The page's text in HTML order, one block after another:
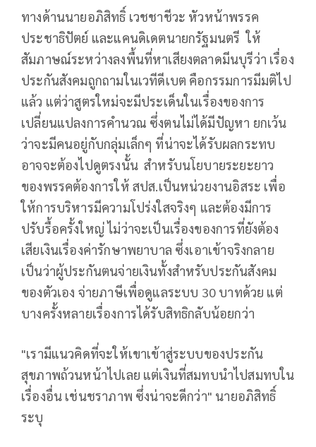
ทางด้านนายอภิสิทธิ์ เวชชาชีวะ หัวหน้าพรรค
ประชาธิปัตย์ และแคนดิเดตนายกรัฐมนตรี ให้
สัมภาษณ์ระหว่างลงพื้นที่หาเสียงตลาดมีนบุรีว่า เรื่อง
ประกันสังคมถูกถามในเวทีดีเบต คือกรรมการมีมติไป
แล้ว แต่ว่าสูตรใหม่จะมีประเด็นในเรื่องของการ
เปลี่ยนแปลงการคำนวณ ซึ่งตนไม่ได้มีปัญหา ยกเว้น
ว่าจะมีคนอยู่กับกลุ่มเล็กๆ ที่น่าจะได้รับผลกระทบ
อาจจะต้องไปดูตรงนั้น สำหรับนโยบายระยะยาว
ของพรรคต้องการให้ สปส.เป็นหน่วยงานอิสระ เพื่อ
ให้การบริหารมีความโปร่งใสจริงๆ และต้องมีการ
ปรับรื้อครั้งใหญ่ ไม่ว่าจะเป็นเรื่องของการที่ยังต้อง
เสียเงินเรื่องค่ารักษาพยาบาล ซึ่งเอาเข้าจริงกลาย
เป็นว่าผู้ประกันตนจ่ายเงินทั้งสำหรับประกันสังคม
ของตัวเอง จ่ายภาษีเพื่อดูแลระบบ 30 บาทด้วย แต่
บางครั้งหลายเรื่องการได้รับสิทธิกลับน้อยกว่า
"เรามีแนวคิดที่จะให้เขาเข้าสู่ระบบของประกัน
สุขภาพถ้วนหน้าไปเลย แต่เงินที่สมทบนำไปสมทบใน
เรื่องอื่น เช่นชราภาพ ซึ่งน่าจะดีกว่า" นายอภิสิทธิ์
ระบุ